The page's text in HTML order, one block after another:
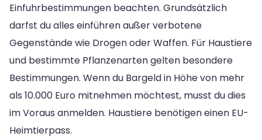
Einfuhrbestimmungen beachten. Grundsätzlich
darfst du alles einführen außer verbotene
Gegenstände wie Drogen oder Waffen. Für Haustiere
und bestimmte Pflanzenarten gelten besondere
Bestimmungen. Wenn du Bargeld in Höhe von mehr
als 10.000 Euro mitnehmen möchtest, musst du dies
im Voraus anmelden. Haustiere benötigen einen EU-
Heimtierpass.